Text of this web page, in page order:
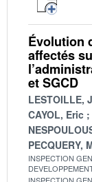
Évolution
affectés
et SGCD
LESTOILLE,
CAYOL, Eric
PECQUERY,
INSPECTION